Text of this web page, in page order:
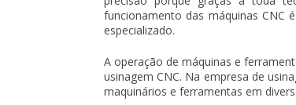
funcionamento das máquinas CNC
especializado.
A operação de máquinas e
usinagem CNC. Na empresa de
maquinários e ferramentas em